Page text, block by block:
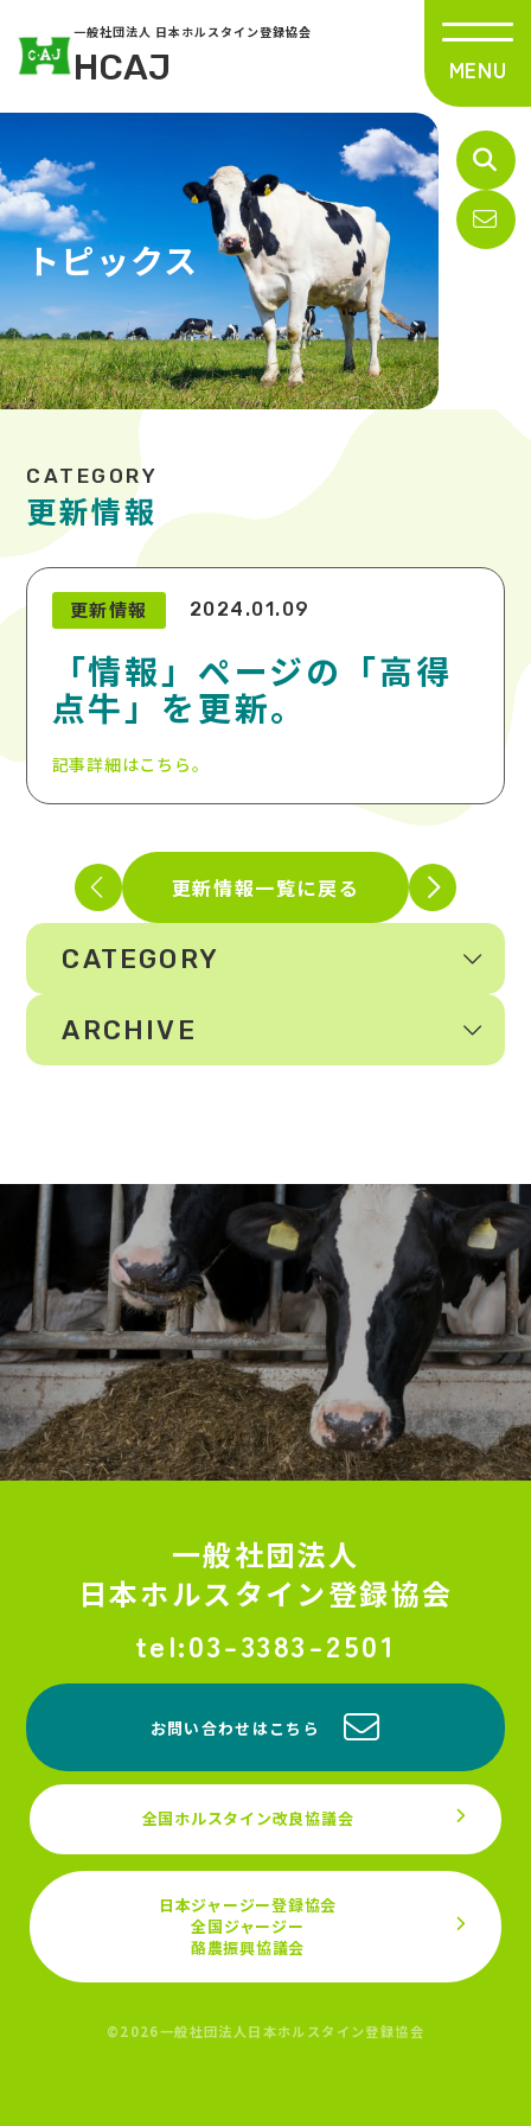
一般社団法人 日本ホルスタイン登録協会
HCAJ
トピックス
更新情報
更新情報 2024.01.09
「情報」ページの「高得
点牛」を更新。
記事詳細はこちら。
更新情報一覧に戻る
CATEGORY
ARCHIVE
一般社団法人
日本ホルスタイン登録協会
03-3383-2501
お問い合わせはこちら
全国ホルスタイン改良協議会
日本ジャージー登録協会
全国ジャージー
酪農振興協議会
©2026一般社団法人日本ホルスタイン登録協会